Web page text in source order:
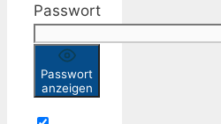
Passwort
Passwort
anzeigen